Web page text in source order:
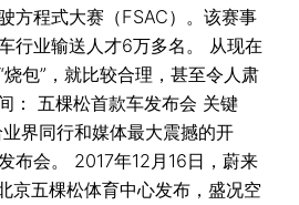
方程式大赛（FSAC）。该赛事
行业输送人才6万多名。 从现在
包”，就比较合理，甚至令人肃
： 五棵松首款车发布会 关键
界同行和媒体最大震撼的开
布会。 2017年12月16日，蔚来
京五棵松体育中心发布，盛况空